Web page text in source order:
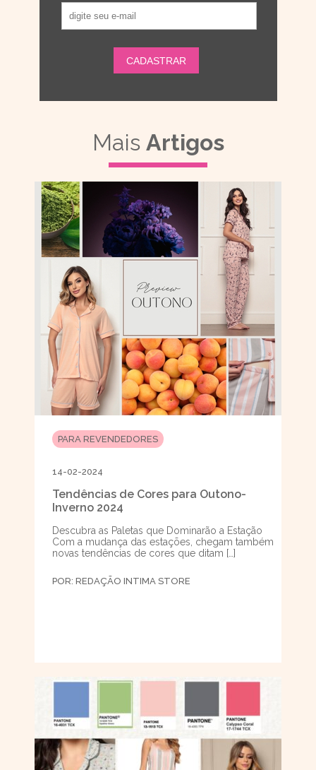
Mais Artigos
PARA REVENDEDORES
14-02-2024
Tendências de Cores para Outono-
Inverno 2024
Descubra as Paletas que Dominarão a Estação
Com a mudança das estações, chegam também
novas tendências de cores que ditam […]
POR: REDAÇÃO INTIMA STORE